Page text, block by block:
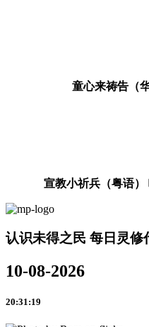
童心来祷告（华
宣教小祈兵（粤语）
认识未得之民 每日灵修
10-08-2026
20:31:19